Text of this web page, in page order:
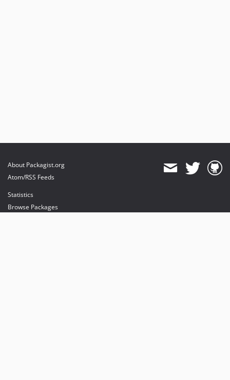
About Packagist.org
Atom/RSS Feeds
Statistics
Browse Packages